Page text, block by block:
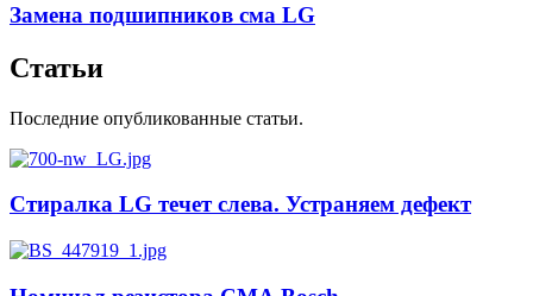
Замена подшипников сма LG
Статьи
Последние опубликованные статьи.
Стиралка LG течет слева. Устраняем дефект